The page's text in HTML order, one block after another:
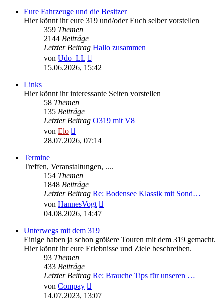
Eure Fahrzeuge und die Besitzer
Hier könnt ihr eure 319 und/oder Euch selber vorstellen
359 Themen
2144 Beiträge
Letzter Beitrag Hallo zusammen
von Udo_LL
Beitrag
15.06.2026, 15:42
Links
Hier könnt ihr interessante Seiten vorstellen
58 Themen
135 Beiträge
Letzter Beitrag O319 mit V8
von Elo
Beitrag
28.07.2026, 07:14
Termine
Treffen, Veranstaltungen, ....
154 Themen
1848 Beiträge
Letzter Beitrag Re: Bodensee Klassik mit Sond…
von HannesVogt
04.08.2026, 14:47
Unterwegs mit dem 319
Einige haben ja schon größere Touren mit dem 319 gemacht.
Hier könnt ihr eure Erlebnisse und Ziele beschreiben.
93 Themen
433 Beiträge
Letzter Beitrag Re: Brauche Tips für unseren …
von Compay
Beitrag
14.07.2023, 13:07